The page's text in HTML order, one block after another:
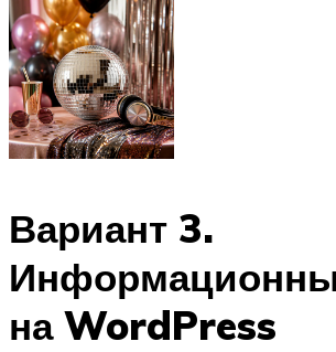
Вариант 3.
на WordPress